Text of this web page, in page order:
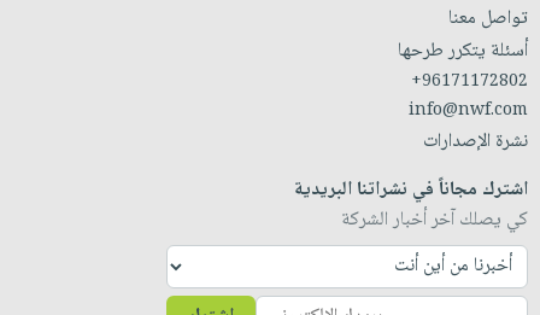
تواصل معنا
أسئلة يتكرر طرحها
+96171172802
info@nwf.com
نشرة الإصدارات
اشترك مجاناً في نشراتنا البريدية
كي يصلك آخر أخبار الشركة